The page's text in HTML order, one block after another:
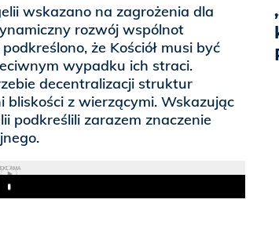
wskazano na zagrożenia dla
rozwój wspólnot
że Kościół musi być
wypadku ich straci.
decentralizacji struktur
z wierzącymi. Wskazując
podkreślili zarazem znaczenie
Play